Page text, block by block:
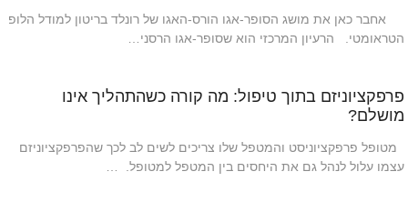
אחבר כאן את מושג הסופר-אגו הורס-האגו של רונלד בריטון למודל הלופ
הטראומטי. הרעיון המרכזי הוא שסופר-אגו הרסני…
פרפקציוניזם בתוך טיפול: מה קורה כשהתהליך אינו
מושלם?
מטופל פרפקציוניסט והמטפל שלו צריכים לשים לב לכך שהפרפקציוניזם
עצמו עלול לנהל גם את היחסים בין המטפל למטופל. …